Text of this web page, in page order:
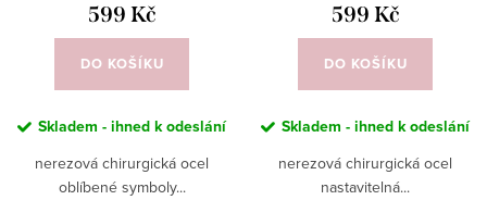
599 Kč
DO KOŠÍKU
Skladem - ihned k odeslání
nerezová chirurgická ocel
oblíbené symboly...
599 Kč
DO KOŠÍKU
Skladem - ihned k odeslání
nerezová chirurgická ocel
nastavitelná...